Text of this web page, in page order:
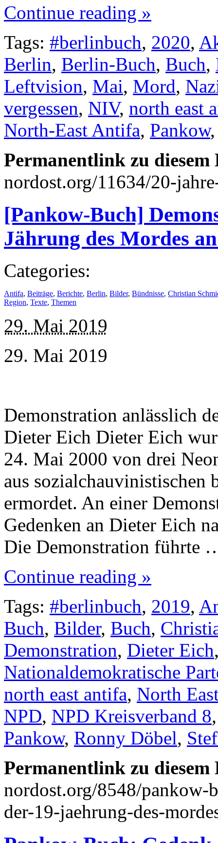
Continue reading »
Tags: #berlinbuch, 2020,
Berlin, Berlin-Buch, Buch,
Leftvision, Mai, Mord,
vergessen, NIV, north east
North-East Antifa, Pankow
Permanentlink zu
nordost.org/11634/20-
[Pankow-Buch]
Jährung des Mordes
Categories:
Antifa, Beiträge, Berichte, Berlin, Bilder, Bündnisse, Christian
Region, Texte, Themen
29. Mai 2019
29. Mai 2019
Demonstration anlässlich
Dieter Eich Dieter Eich
24. Mai 2000 von drei
aus sozialchauvinistischen
ermordet. An einer
Gedenken an Dieter Eich
Die Demonstration führte
Continue reading »
Tags: #berlinbuch, 2019,
Buch, Bilder, Buch,
Demonstration, Dieter Eich
Nationaldemokratische
north east antifa, North
NPD, NPD Kreisverband 8
Pankow, Ronny Döbel,
Permanentlink zu
nordost.org/8548/pankow-
der-19-jaehrung-des-